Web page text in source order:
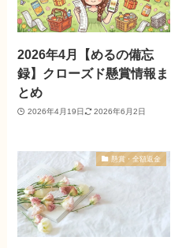
2026年4月【めるの備忘
録】クローズド懸賞情報ま
とめ
2026年4月19日 2026年6月2日
懸賞・全額返金